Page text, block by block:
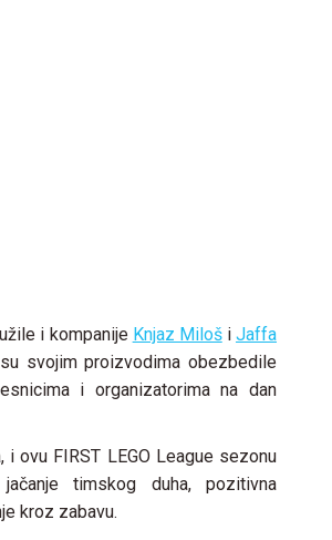
i kompanije Knjaz Miloši Jaffa
svojim proizvodima obezbedile
i organizatorima na dan
i ovu FIRST LEGO League sezonu
timskog duha, pozitivna
kroz zabavu.